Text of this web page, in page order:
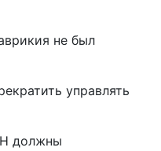
не был
управлять
должны